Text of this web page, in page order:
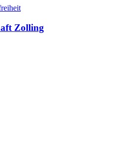
Zolling